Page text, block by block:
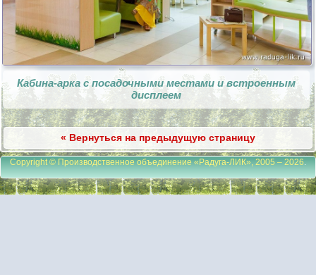
Кабина-арка с посадочными местами и встроенным
дисплеем
« Вернуться на предыдущую страницу
Copyright © Производственное объединение «Радуга-ЛИК», 2005 – 2026.